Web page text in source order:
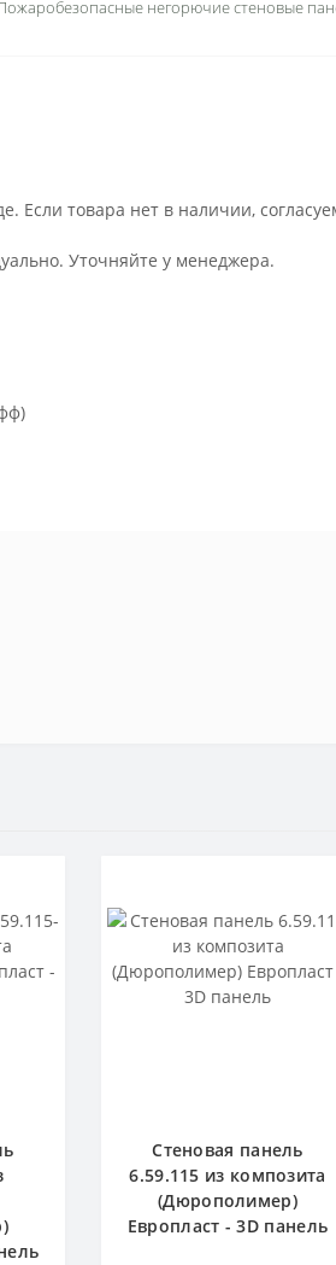
негорючие стеновые
Если товара нет в наличии,
Уточняйте у менеджера.
Стеновая панель
6.59.115 из композита
(Дюрополимер)
Европласт - 3D панель